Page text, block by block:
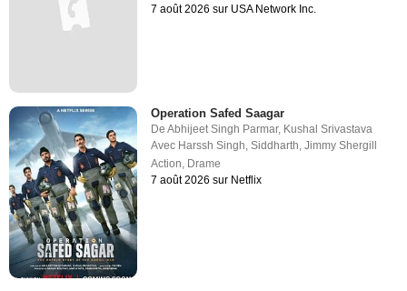
7 août 2026 sur USA Network Inc.
Operation Safed Saagar
DeAbhijeet Singh Parmar, Kushal Srivastava
Avec Harssh Singh,Siddharth,Jimmy Shergill
Action, Drame
7 août 2026 sur Netflix